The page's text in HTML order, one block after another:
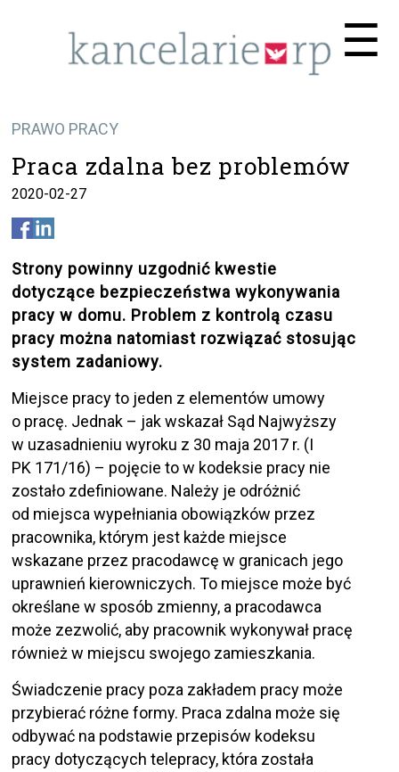
☰
PRAWO PRACY
Praca zdalna bez problemów
2020-02-27
Strony powinny uzgodnić kwestie
dotyczące bezpieczeństwa wykonywania
pracy w domu. Problem z kontrolą czasu
pracy można natomiast rozwiązać stosując
system zadaniowy.
Miejsce pracy to jeden z elementów umowy
o pracę. Jednak – jak wskazał Sąd Najwyższy
w uzasadnieniu wyroku z 30 maja 2017 r. (I
PK 171/16) – pojęcie to w kodeksie pracy nie
zostało zdefiniowane. Należy je odróżnić
od miejsca wypełniania obowiązków przez
pracownika, którym jest każde miejsce
wskazane przez pracodawcę w granicach jego
uprawnień kierowniczych. To miejsce może być
określane w sposób zmienny, a pracodawca
może zezwolić, aby pracownik wykonywał pracę
również w miejscu swojego zamieszkania.
Świadczenie pracy poza zakładem pracy może
przybierać różne formy. Praca zdalna może się
odbywać na podstawie przepisów kodeksu
pracy dotyczących telepracy, która została